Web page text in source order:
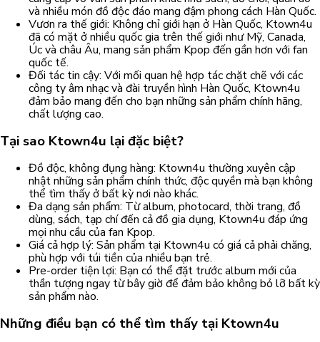
và nhiều món đồ độc đáo mang đậm phong cách Hàn Quốc.
Vươn ra thế giới: Không chỉ giới hạn ở Hàn Quốc, Ktown4u
đã có mặt ở nhiều quốc gia trên thế giới như Mỹ, Canada,
Úc và châu Âu, mang sản phẩm Kpop đến gần hơn với fan
quốc tế.
Đối tác tin cậy: Với mối quan hệ hợp tác chặt chẽ với các
công ty âm nhạc và đài truyền hình Hàn Quốc, Ktown4u
đảm bảo mang đến cho bạn những sản phẩm chính hãng,
chất lượng cao.
Tại sao Ktown4u lại đặc biệt?
Đồ độc, không đụng hàng: Ktown4u thường xuyên cập
nhật những sản phẩm chính thức, độc quyền mà bạn không
thể tìm thấy ở bất kỳ nơi nào khác.
Đa dạng sản phẩm: Từ album, photocard, thời trang, đồ
dùng, sách, tạp chí đến cả đồ gia dụng, Ktown4u đáp ứng
mọi nhu cầu của fan Kpop.
Giá cả hợp lý: Sản phẩm tại Ktown4u có giá cả phải chăng,
phù hợp với túi tiền của nhiều bạn trẻ.
Pre-order tiện lợi: Bạn có thể đặt trước album mới của
thần tượng ngay từ bây giờ để đảm bảo không bỏ lỡ bất kỳ
sản phẩm nào.
Những điều bạn có thể tìm thấy tại Ktown4u